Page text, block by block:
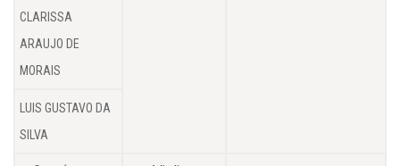
CLARISSA
ARAUJO DE
MORAIS
LUIS GUSTAVO DA
SILVA